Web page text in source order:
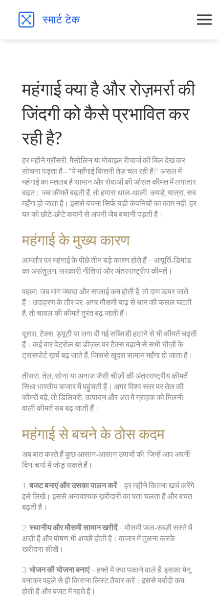
महंगाई क्या है और रोज़मर्रा की
जिंदगी को कैसे प्रभावित कर
रही है?
हर महीने ग्रॉसरी, गैसोलिन या मोबाइल रीचार्ज की बिल देख कर
सोचना पड़ता है‑‑ "ये महँगाई कितनी तेज़ चल रही है?" असल में
महंगाई का मतलब है सामान और सेवाओं की औसत कीमत में लगातार
बढ़त। जब कीमतें बढ़ती हैं, तो हमारा थाल‑थाली, कपड़े, यात्रा, सब
महँगा हो जाता है। इससे बचना सिर्फ बड़ी कंपनियों का काम नहीं, हर
घर को छोटे‑छोटे कदमों से अपनी जेब बचानी पड़ती है।
महंगाई के मुख्य कारण
आमतौर पर महंगाई के पीछे तीन बड़े कारण होते हैं – आपूर्ति‑डिमांड
का असंतुलन, सरकारी नीतियां और अंतरराष्ट्रीय कीमतें।
पहला, जब मांग ज्यादा और सप्लाई कम होती है, तो दाम ऊपर जाते
हैं। उदाहरण के तौर पर, अगर मौसमी बाढ़ से धान की फसल घटती
है, तो चावल की कीमतें तुरंत बढ़ जाती हैं।
दूसरा, टैक्स, ड्यूटी या लगा दी गई सब्सिडी हटाने से भी कीमतें चढ़ती
हैं। कई बार पेट्रोल या डीज़ल पर टैक्स बढ़ाने से सभी चीज़ों के
ट्रांसपोर्ट ख़र्च बढ़ जाते हैं, जिससे खुदरा सामान महँगा हो जाता है।
तीसरा, तेल, सोना या अनाज जैसी चीज़ों की अंतरराष्ट्रीय कीमतें
सिधा भारतीय बाजार में पहुंचती हैं। अगर विश्व स्तर पर तेल की
कीमतें बढ़ें, तो डिलिवरी, उत्पादन और अंत में ग्राहक को मिलनी
वाली कीमतें सब बढ़ जाती हैं।
महंगाई से बचने के ठोस कदम
अब बात करते हैं कुछ आसान‑आसान उपायों की, जिन्हें आप अपनी
दिन‑चर्या में जोड़ सकते हैं।
1. बजट बनाएं और उसका पालन करें– हर महीने कितना खर्च करेंगे,
इसे लिखें। इससे अनावश्यक ख़रीदारी का पता चलता है और बचत
बढ़ती है।
2. स्थानीय और मौसमी सामान खरीदें– मौसमी फल‑सब्ज़ी सस्ते में
आती है और पोषण भी अच्छी होती है। बाजार में तुलना करके
खरीदना सीखें।
3. भोजन की योजना बनाएं– हफ्ते में क्या पकाने वाले हैं, इसका मेनू
बनाकर पहले से ही किराना लिस्ट तैयार करें। इससे बर्बादी कम
होती है और बजट में रहते हैं।